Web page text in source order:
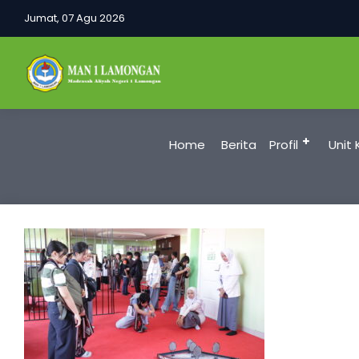
Jumat, 07 Agu 2026
Home Berita Profil Unit